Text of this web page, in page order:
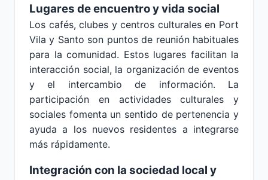
Lugares de encuentro y vida social
Los cafés, clubes y centros culturales en Port
Vila y Santo son puntos de reunión habituales
para la comunidad. Estos lugares facilitan la
interacción social, la organización de eventos
y el intercambio de información. La
participación en actividades culturales y
sociales fomenta un sentido de pertenencia y
ayuda a los nuevos residentes a integrarse
más rápidamente.
Integración con la sociedad local y